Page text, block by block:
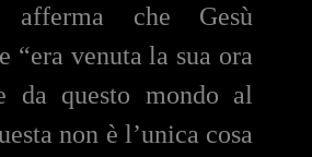
afferma che Gesù
“era venuta la sua ora
da questo mondo al
non è l’unica cosa